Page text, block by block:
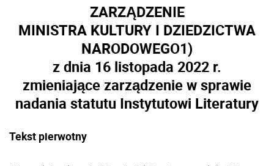
ZARZĄDZENIE
MINISTRA KULTURY I DZIEDZICTWA
NARODOWEGO1)
z dnia 16 listopada 2022 r.
zmieniające zarządzenie w sprawie
nadania statutu Instytutowi Literatury
Tekst pierwotny